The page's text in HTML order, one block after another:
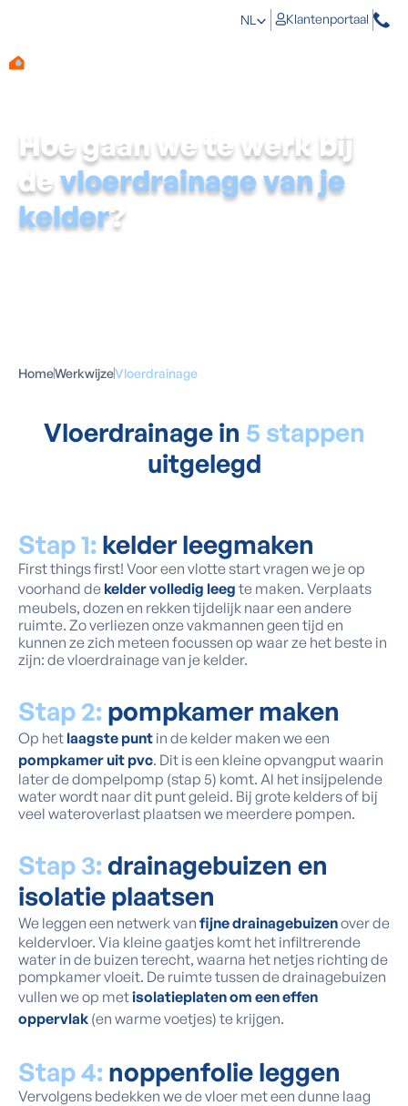
NL Klantenportaal
Hoe gaan we te werk bij
de vloerdrainage van je
kelder?
HomeWerkwijzeVloerdrainage
Vloerdrainage in 5 stappen
uitgelegd
Stap 1: kelder leegmaken
First things first! Voor een vlotte start vragen we je op
voorhand de kelder volledig leeg te maken. Verplaats
meubels, dozen en rekken tijdelijk naar een andere
ruimte. Zo verliezen onze vakmannen geen tijd en
kunnen ze zich meteen focussen op waar ze het beste in
zijn: de vloerdrainage van je kelder.
Stap 2: pompkamer maken
Op het laagste punt in de kelder maken we een
pompkamer uit pvc. Dit is een kleine opvangput waarin
later de dompelpomp (stap 5) komt. Al het insijpelende
water wordt naar dit punt geleid. Bij grote kelders of bij
veel wateroverlast plaatsen we meerdere pompen.
Stap 3:drainagebuizen en
isolatie plaatsen
We leggen een netwerk van fijne drainagebuizenover de
keldervloer. Via kleine gaatjes komt het infiltrerende
water in de buizen terecht, waarna het netjes richting de
pompkamer vloeit. De ruimte tussen de drainagebuizen
vullen we op metisolatieplaten om een effen
oppervlak (en warme voetjes) te krijgen.
Stap 4: noppenfolie leggen
Vervolgens bedekken we de vloer met een dunne laag